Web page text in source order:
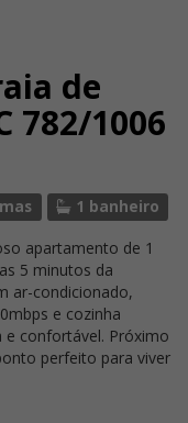
de
782/1006
1 banheiro
apartamento de 1
5 minutos da
ar-condicionado,
e cozinha
confortável. Próximo
perfeito para viver